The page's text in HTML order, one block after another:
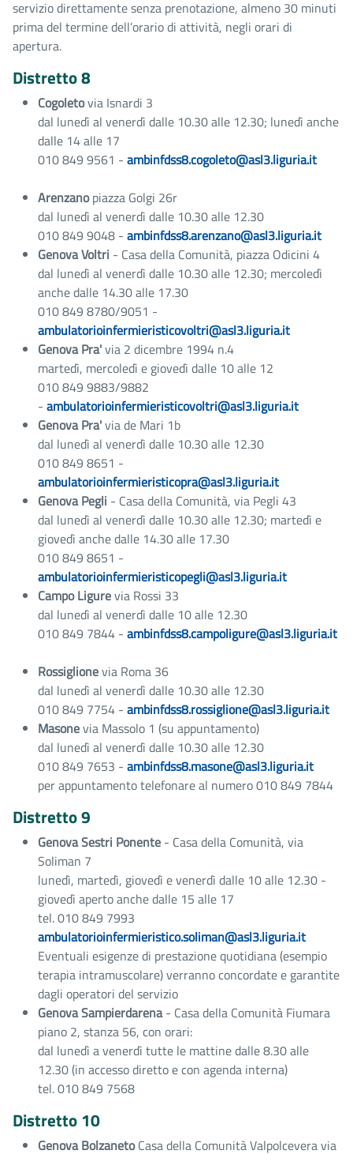
servizio direttamente senza prenotazione, almeno 30 minuti
prima del termine dell’orario di attività, negli orari di
apertura.
Distretto 8
Cogoletovia Isnardi 3
dal lunedì al venerdì dalle 10.30 alle 12.30; lunedì anche
dalle 14 alle 17
010 849 9561 - ambinfdss8.cogoleto@asl3.liguria.it
Arenzanopiazza Golgi 26r
dal lunedì al venerdì dalle 10.30 alle 12.30
010 849 9048 - ambinfdss8.arenzano@asl3.liguria.it
Genova Voltri - Casa della Comunità, piazza Odicini 4
dal lunedì al venerdì dalle 10.30 alle 12.30; mercoledì
anche dalle 14.30 alle 17.30
010 849 8780/9051 -
ambulatorioinfermieristicovoltri@asl3.liguria.it
Genova Pra'via 2 dicembre 1994 n.4
martedì, mercoledì e giovedì dalle 10 alle 12
010 849 9883/9882
- ambulatorioinfermieristicovoltri@asl3.liguria.it
Genova Pra'via de Mari 1b
dal lunedì al venerdì dalle 10.30 alle 12.30
010 849 8651 -
ambulatorioinfermieristicopra@asl3.liguria.it
Genova Pegli - Casa della Comunità, via Pegli 43
dal lunedì al venerdì dalle 10.30 alle 12.30; martedì e
giovedì anche dalle 14.30 alle 17.30
010 849 8651 -
ambulatorioinfermieristicopegli@asl3.liguria.it
Campo Ligurevia Rossi 33
dal lunedì al venerdì dalle 10 alle 12.30
010 849 7844 - ambinfdss8.campoligure@asl3.liguria.it
Rossiglionevia Roma 36
dal lunedì al venerdì dalle 10.30 alle 12.30
010 849 7754 - ambinfdss8.rossiglione@asl3.liguria.it
Masonevia Massolo 1 (su appuntamento)
dal lunedì al venerdì dalle 10.30 alle 12.30
010 849 7653 - ambinfdss8.masone@asl3.liguria.it
per appuntamento telefonare al numero 010 849 7844
Distretto 9
Genova Sestri Ponente - Casa della Comunità, via
Soliman 7
lunedì, martedì, giovedì e venerdì dalle 10 alle 12.30 -
giovedì aperto anche dalle 15 alle 17
tel. 010 849 7993
ambulatorioinfermieristico.soliman@asl3.liguria.it
Eventuali esigenze di prestazione quotidiana (esempio
terapia intramuscolare) verranno concordate e garantite
dagli operatori del servizio
Genova Sampierdarena- Casa della Comunità Fiumara
piano 2, stanza 56, con orari:
dal lunedì a venerdì tutte le mattine dalle 8.30 alle
12.30 (in accesso diretto e con agenda interna)
tel. 010 849 7568
Distretto 10
Genova BolzanetoCasa della Comunità Valpolcevera via